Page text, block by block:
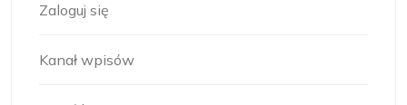
Zaloguj się
Kanał wpisów